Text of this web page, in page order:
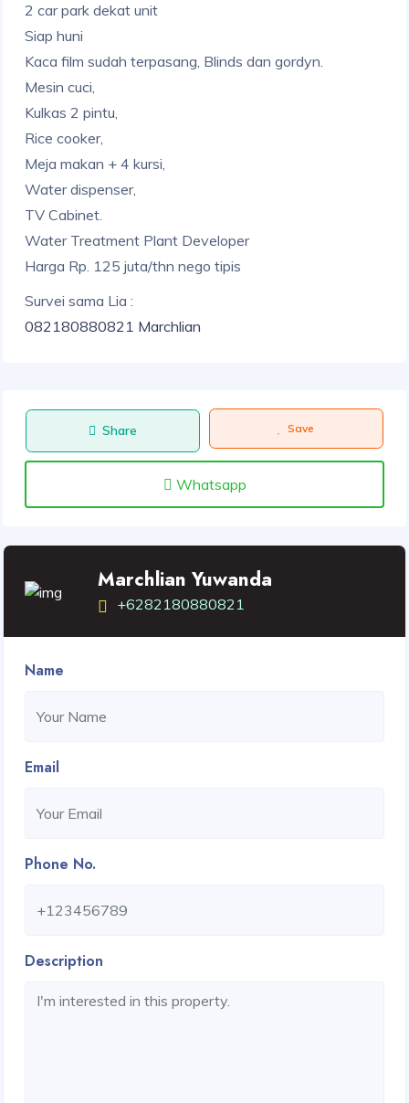
2 car park dekat unit
Siap huni
Kaca film sudah terpasang, Blinds dan gordyn.
Mesin cuci,
Kulkas 2 pintu,
Rice cooker,
Meja makan + 4 kursi,
Water dispenser,
TV Cabinet.
Water Treatment Plant Developer
Harga Rp. 125 juta/thn nego tipis
Survei sama Lia :
082180880821 Marchlian
Share Save
Whatsapp
Marchlian Yuwanda
+6282180880821
Name
Email
Phone No.
Description